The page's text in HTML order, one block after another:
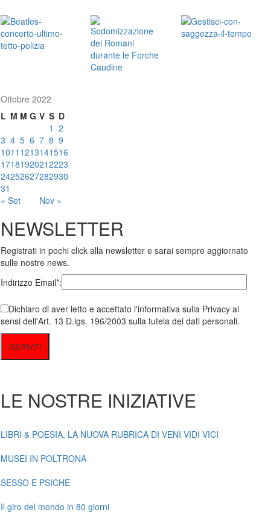
Ottobre 2022
L M M G V S D
« Set Nov »
1 2
3 4 5 6 7 8 9
1011 1213141516
17181920212223
24252627282930
31
NEWSLETTER
Registrati in pochi click alla newsletter e sarai sempre aggiornato
sulle nostre news.
Indirizzo Email*:
Dichiaro di aver letto e accettato l'informativa sulla Privacy ai
sensi dell'Art. 13 D.lgs. 196/2003 sulla tutela dei dati personali.
LE NOSTRE INIZIATIVE
LIBRI & POESIA, LA NUOVA RUBRICA DI VENI VIDI VICI
MUSEI IN POLTRONA
SESSO E PSICHE
Il giro del mondo in 80 giorni